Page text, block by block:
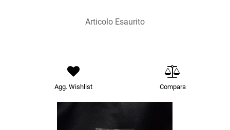
Articolo Esaurito
Agg. Wishlist Compara